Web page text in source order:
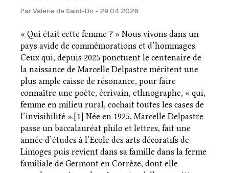
Par Valérie de Saint-Do - 29.04.2026
« Qui était cette femme ? » Nous vivons dans un
pays avide de commémorations et d’hommages.
Ceux qui, depuis 2025 ponctuent le centenaire de
la naissance de Marcelle Delpastre méritent une
plus ample caisse de résonance, pour faire
connaître une poète, écrivain, ethnographe, « qui,
femme en milieu rural, cochait toutes les cases de
l’invisibilité ».[1] Née en 1925, Marcelle Delpastre
passe un baccalauréat philo et lettres, fait une
année d’études à l’Ecole des arts décoratifs de
Limoges puis revient dans sa famille dans la ferme
familiale de Germont en Corrèze, dont elle